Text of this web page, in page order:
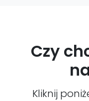
Czy
Kliknij